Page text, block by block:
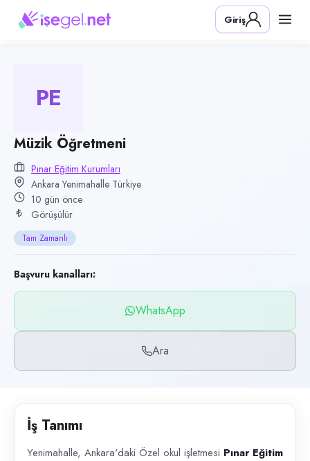
Pozisyon
Müzik Öğretmeni
Kategori
Konum
Yenimahalle, Ankara
Çalışma şekli
Tam Zamanlı · Ofis
Yayın tarihi
27 Temmuz 2026
Son geçerlilik
25 Ekim 2026
WhatsApp, Telefon
İlan açıklaması
Giriş
PE
Müzik Öğretmeni
Pınar Eğitim Kurumları
Ankara Yenimahalle Türkiye
10 gün önce
Görüşülür
Tam Zamanlı
Başvuru kanalları:
WhatsApp
Ara
İş Tanımı
Yenimahalle, Ankara'daki Özel okul işletmesi Pınar Eğitim